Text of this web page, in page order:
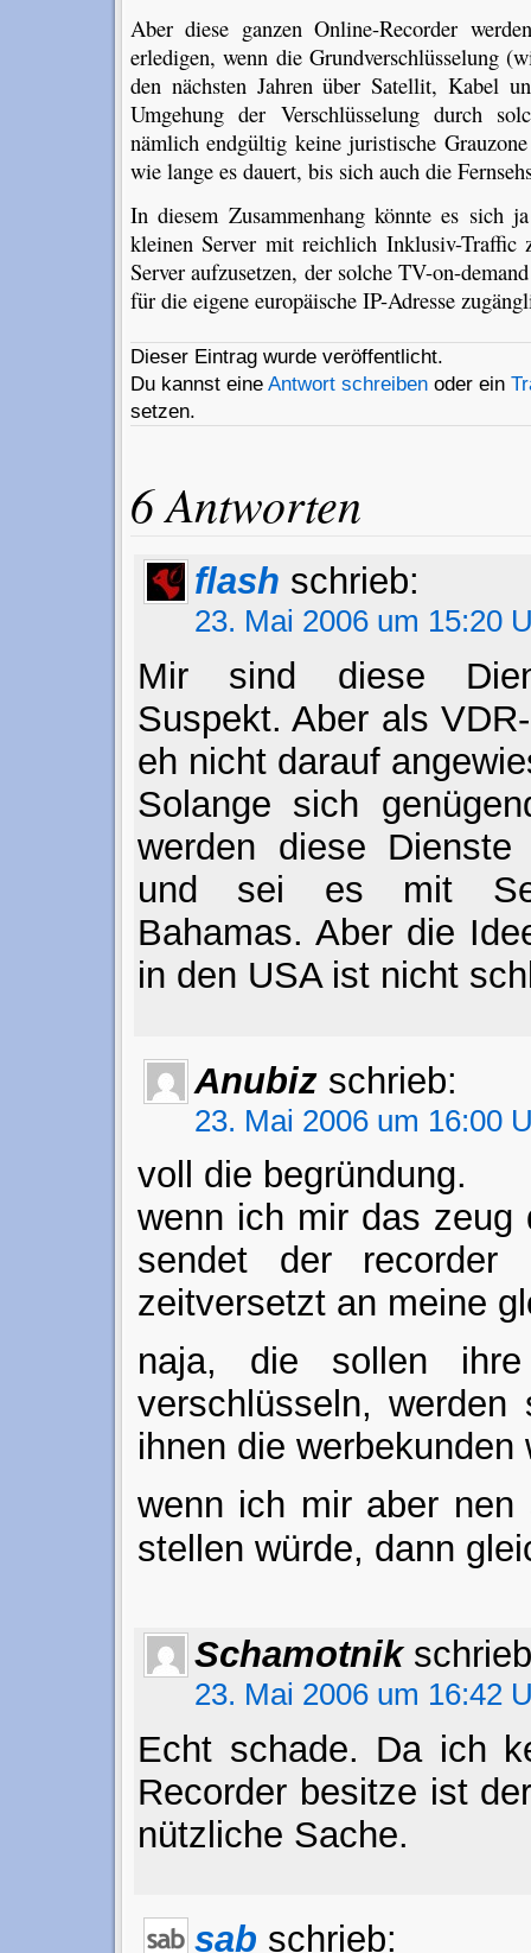
Aber diese ganzen Online-Recorder
erledigen, wenn die Grundverschlüsselung
den nächsten Jahren über Satellit, Kabel
Umgehung der Verschlüsselung durch
nämlich endgültig keine juristische
wie lange es dauert, bis sich auch die
In diesem Zusammenhang könnte es sich
kleinen Server mit reichlich Inklusiv-Traffic
Server aufzusetzen, der solche TV-on-
für die eigene europäische IP-Adresse
Dieser Eintrag wurde veröffentlicht.
Du kannst eine Antwort schreibenoder ein
setzen.
6 Antworten
flash schrieb:
23. Mai 2006 um 15:20
Mir sind diese
Suspekt. Aber als
eh nicht darauf
Solange sich
werden diese Dienste
und sei es mit
Bahamas. Aber die
in den USA ist nicht
Anubiz schrieb:
23. Mai 2006 um 16:00
voll die begründung.
wenn ich mir das zeug
sendet der recorder
zeitversetzt an meine
naja, die sollen
verschlüsseln, werden
ihnen die
wenn ich mir aber
stellen würde, dann
Schamotnik
23. Mai 2006 um 16:42
Echt schade. Da ich
Recorder besitze ist
nützliche Sache.
sab schrieb: